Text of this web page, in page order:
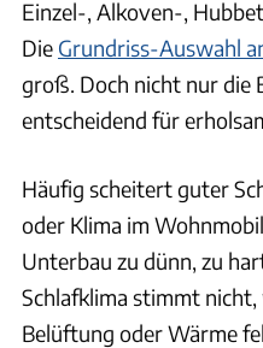
Einzel-, Alkoven-,
Die Grundriss-Auswahl
groß. Doch nicht nur die
entscheidend für
Häufig scheitert guter
oder Klima im
Unterbau zu dünn, zu
Schlafklima stimmt
Belüftung oder Wärme